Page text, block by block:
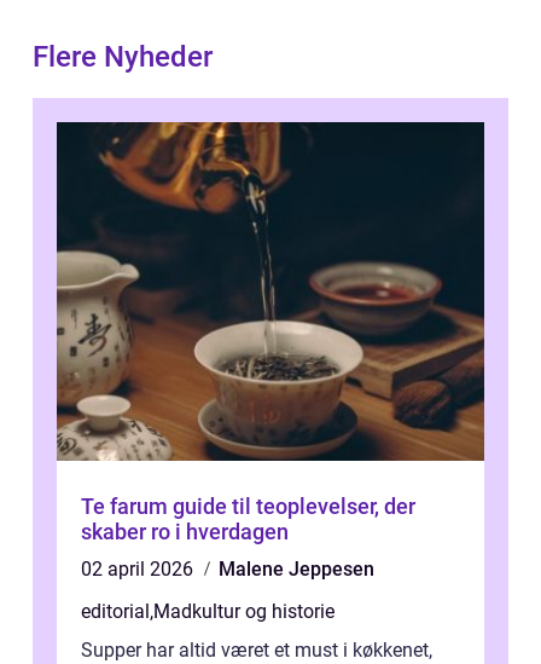
Flere Nyheder
Te farum guide til teoplevelser, der
skaber ro i hverdagen
02 april 2026
Malene Jeppesen
editorial,Madkultur og historie
Supper har altid været et must i køkkenet,